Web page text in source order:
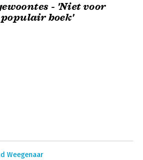
- 'Niet voor
populair boek'
Weegenaar